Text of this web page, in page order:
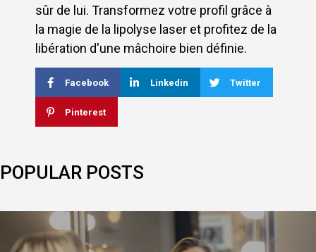
sûr de lui. Transformez votre profil grâce à
la magie de la lipolyse laser et profitez de la
libération d'une mâchoire bien définie.
Facebook Linkedin Twitter
Pinterest
POPULAR POSTS